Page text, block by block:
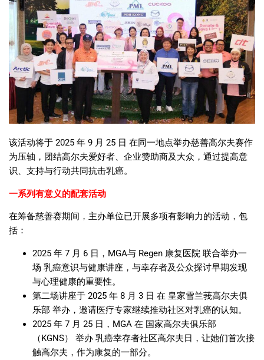
该活动将于 2025 年 9 月 25 日 在同一地点举办慈善高尔夫赛作
为压轴，团结高尔夫爱好者、企业赞助商及大众，通过提高意
识、支持与行动共同抗击乳癌。
一系列有意义的配套活动
在筹备慈善赛期间，主办单位已开展多项有影响力的活动，包
括：
2025 年 7 月 6 日， MGA与 Regen 康复医院 联合举办一
场 乳癌意识与健康讲座，与幸存者及公众探讨早期发现
与心理健康的重要性。
第二场讲座于 2025 年 8 月 3 日 在 皇家雪兰莪高尔夫俱
乐部 举办，邀请医疗专家继续推动社区对乳癌的认知。
2025 年 7 月 25 日， MGA 在 国家高尔夫俱乐部
（KGNS） 举办 乳癌幸存者社区高尔夫日，让她们首次接
触高尔夫，作为康复的一部分。